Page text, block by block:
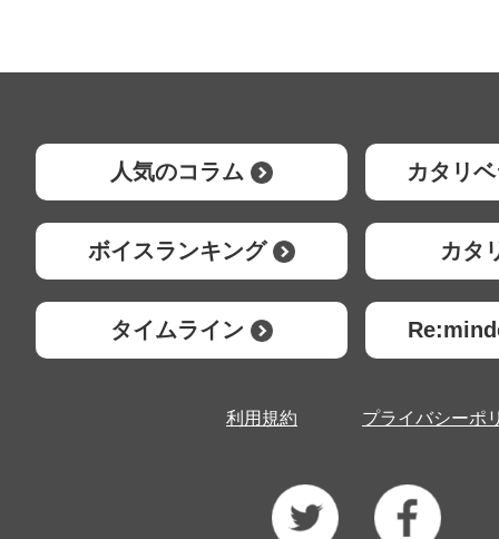
人気のコラム カタリ
ボイスランキング カタ
タイムライン
利用規約 プライバシーポ